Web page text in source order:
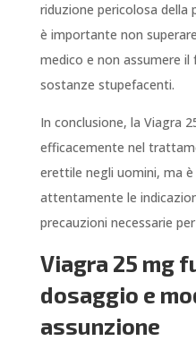
riduzione pericolosa della
è importante non
medico e non assumere
sostanze stupefacenti.
In conclusione, la Viagra
efficacemente nel
erettile negli uomini, ma
attentamente le
precauzioni necessarie
Viagra 25 mg
dosaggio e
assunzione